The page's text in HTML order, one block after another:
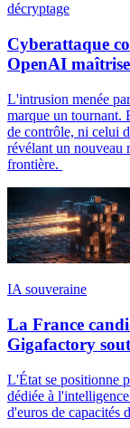
décryptage
Cyberattaque
OpenAI
L'intrusion menée
marque un tournant.
de contrôle, ni celui
révélant un nouveau
frontière.
IA souveraine
La France
Gigafactory
L'État se positionne
dédiée à
d'euros de capacités